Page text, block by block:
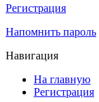
Регистрация
Напомнить пароль
Навигация
На главную
Регистрация